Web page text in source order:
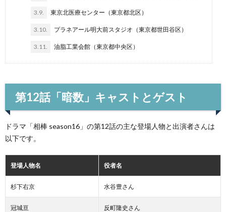
3.9. 東京北医療センター（東京都北区）
3.10. プラネアール明大前スタジオ（東京都世田谷区）
3.11. 油脂工業会館（東京都中央区）
第12話「暗数」キャストとゲスト
ドラマ「相棒 season16」の第12話の主な登場人物と出演者さんは
以下です。
登場人物名 役者名
杉下右京 水谷豊さん
冠城亘 反町隆史さん